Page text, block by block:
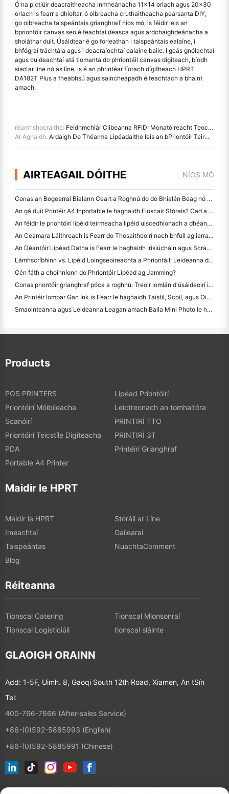
Ó na pictiúir deacraitheacha inmheánacha 11x14 orlach agus 20x30
orlach is fearr a dhíoltar, ó oibreacha cruthaitheacha pearsanta DIY,
go oibreacha taispeántais grianghraif níos mó, is féidir leis an
bpriontóir canvas seo éifeachtaí deasca agus ardchaighdeánacha a
sholáthar duit. Úsáidtear é go forleathan i taispeántais ealaíne, i
bhfógraí tráchtála agus i deacraíochtaí ealaíne baile. I gcás gnólachtaí
agus cuideachtaí atá tiomanta do phriontáil canvas digiteach, bíodh
siad ar líne nó as líne, is é an phrintéar fíorach dígitheach HPRT
DA182T Plus a fheabhsú agus saincheapadh éifeachtach a bhaint
amach.
réamhshocraithe: Feidhmchlár Clibeanna RFID: Monatóireacht Teochta, Teicneolaíocht na dTire agus Bainistiú Luggage Airline
Ar Aghaidh: Ardaigh Do Théarma Lipéadaithe leis an bPriontóir Teirmile HPRT T20 2- Inch
AIRTEAGAIL DÓITHE NÍOS MÓ
Conas an Bogearraí Bialann Ceart a Roghnú do do Bhialán Beag nó Meánmhéide
An gá duit Printéir A4 Inportable le haghaidh Fioscair Stórais? Cad a Oibríonn i ndáiríre
An féidir le priontóirí lipéid teirmeacha lipéid uiscedhíonach a dhéanamh do tháirgí gnó beag?
An Ceamara Láithreach is Fearr do Thosaitheoirí nach bhfuil ag iarraidh páipéar a chaitheamh
An Déantóir Lipéad Datha is Fearr le haghaidh Irisiúcháin agus Scrapbooking: Cuir Tuilleadh Datha le Gach Leathanach
Lámhscríbhinn vs. Lipéid Loingseoireachta a Phriontáil: Leideanna do Ghnólachtaí Beaga in 2026
Cén fáth a choinníonn do Phriontóir Lipéad ag Jamming?
Conas priontóir grianghraf póca a roghnú: Treoir iomlán d'úsáideoirí iris, taistil agus iPhone
An Printéir Iompar Gan Ink is Fearr le haghaidh Taistil, Scoil, agus Oibre Soghluaiste: Athbhreithniú Hanin MT620 Pro
Smaointeanna agus Leideanna Leagan amach Balla Mini Photo le haghaidh maisiú seomra leapa agus dormitory
Products
POS PRINTERS
Lipéad Priontóirí
Priontóirí Móibíleacha
Leictreonach an tomhaltóra
Scanóirí
PRINTIRÍ TTO
Priontóirí Teicstíle Digiteacha
PRINTIRÍ 3T
PDA
Printéirí Grianghraf
Portable A4 Printer
Maidir le HPRT
Maidir le HPRT
Stóráil ar Líne
Imeachtaí
Gailearaí
Taispeántas
NuachtaComment
Blog
Réiteanna
Tionscal Catering
Tionscal Mionsonraí
Tionscal Logisticiúil
tionscal sláinte
GLAOIGH ORAINN
Add: 1-5F, Uimh. 8, Gaoqi South 12th Road, Xiamen, An tSín
Tel:
400-766-7666 (After-sales Service)
+86-(0)592-5885993 (English)
+86-(0)592-5885991 (Chinese)